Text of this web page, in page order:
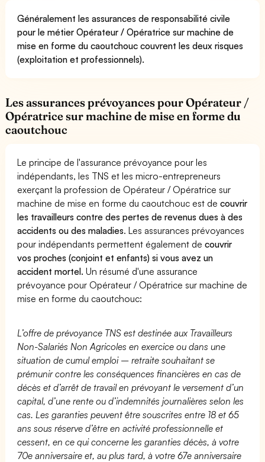
Généralement les assurances de responsabilité civile
pour le métier Opérateur / Opératrice sur machine de
mise en forme du caoutchouc couvrent les deux risques
(exploitation et professionnels).
Les assurances prévoyances pour Opérateur /
Opératrice sur machine de mise en forme du
caoutchouc
Le principe de l'assurance prévoyance pour les
indépendants, les TNS et les micro-entrepreneurs
exerçant la profession de Opérateur / Opératrice sur
machine de mise en forme du caoutchouc est decouvrir
les travailleurs contre des pertes de revenus dues à des
accidents ou des maladies. Les assurances prévoyances
pour indépendants permettent également decouvrir
vos proches (conjoint et enfants) si vous avez un
accident mortel. Un résumé d'une assurance
prévoyance pour Opérateur / Opératrice sur machine de
mise en forme du caoutchouc:
L’offre de prévoyance TNS est destinée aux Travailleurs
Non-Salariés Non Agricoles en exercice ou dans une
situation de cumul emploi – retraite souhaitant se
prémunir contre les conséquences financières en cas de
décès et d’arrêt de travail en prévoyant le versement d’un
capital, d’une rente ou d’indemnités journalières selon les
cas. Les garanties peuvent être souscrites entre 18 et 65
ans sous réserve d’être en activité professionnelle et
cessent, en ce qui concerne les garanties décès, à votre
70e anniversaire et, au plus tard, à votre 67e anniversaire